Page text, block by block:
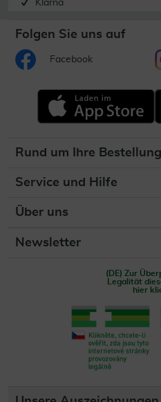
Klarna
Folgen Sie uns auf
Facebook
Rund um Ihre Bestellung
Service und Hilfe
Über uns
Newsletter
(DE) Zur
Legalität
hier